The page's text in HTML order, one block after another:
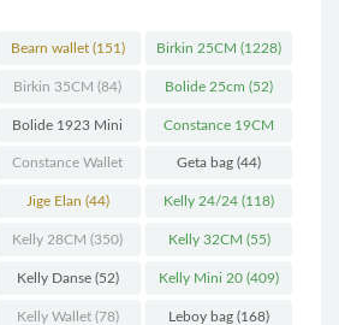
Bearn wallet(151) Birkin 25CM (1228)
Birkin 35CM (84) Bolide 25cm (52)
Bolide 1923 Mini
(93)
Constance 19CM
(571)
Constance Wallet
(60)
Geta bag (44)
Jige Elan (44) Kelly 24/24 (118)
Kelly 28CM (350) Kelly 32CM (55)
Kelly Danse(52) Kelly Mini 20 (409)
Kelly Wallet(78) Leboy bag (168)